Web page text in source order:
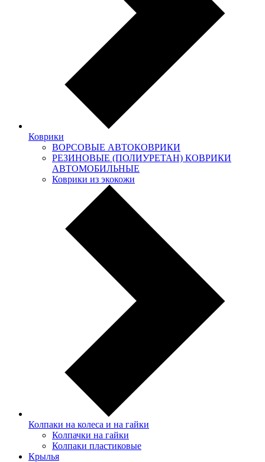
Коврики
ВОРСОВЫЕ АВТОКОВРИКИ
РЕЗИНОВЫЕ (ПОЛИУРЕТАН) КОВРИКИ
АВТОМОБИЛЬНЫЕ
Коврики из экокожи
Колпаки на колеса и на гайки
Колпачки на гайки
Колпаки пластиковые
Крылья